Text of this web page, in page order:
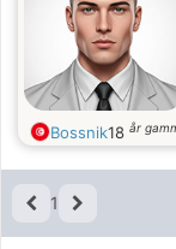
Bossnik18 år
1